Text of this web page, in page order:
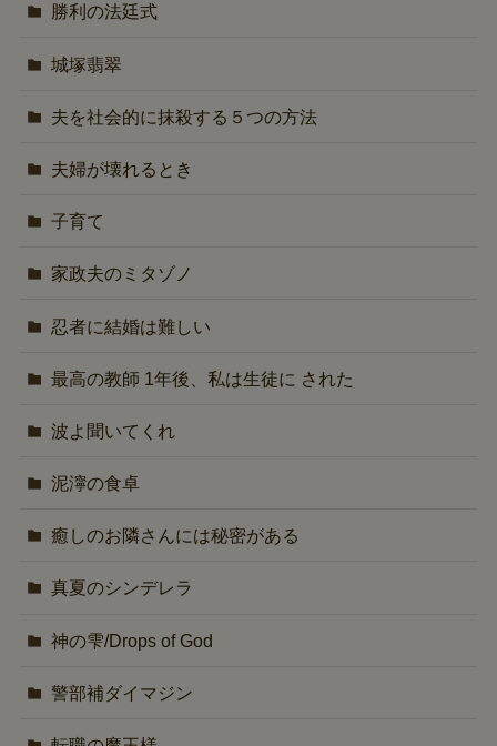
勝利の法廷式
城塚翡翠
夫を社会的に抹殺する５つの方法
夫婦が壊れるとき
子育て
家政夫のミタゾノ
忍者に結婚は難しい
最高の教師 1年後、私は生徒に された
波よ聞いてくれ
泥濘の食卓
癒しのお隣さんには秘密がある
真夏のシンデレラ
神の雫/Drops of God
警部補ダイマジン